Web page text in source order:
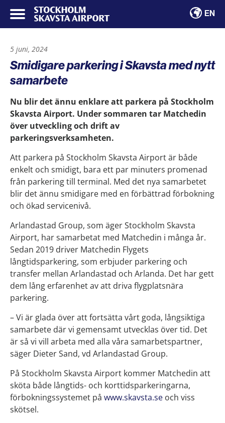
EN
5 juni, 2024
Smidigare parkering i Skavsta med nytt
samarbete
Nu blir det ännu enklare att parkera på Stockholm
Skavsta Airport. Under sommaren tar Matchedin
över utveckling och drift av
parkeringsverksamheten.
Att parkera på Stockholm Skavsta Airport är både
enkelt och smidigt, bara ett par minuters promenad
från parkering till terminal. Med det nya samarbetet
blir det ännu smidigare med en förbättrad förbokning
och ökad servicenivå.
Arlandastad Group, som äger Stockholm Skavsta
Airport, har samarbetat med Matchedin i många år.
Sedan 2019 driver Matchedin Flygets
långtidsparkering, som erbjuder parkering och
transfer mellan Arlandastad och Arlanda. Det har gett
dem lång erfarenhet av att driva flygplatsnära
parkering.
– Vi är glada över att fortsätta vårt goda, långsiktiga
samarbete där vi gemensamt utvecklas över tid. Det
är så vi vill arbeta med alla våra samarbetspartner,
säger Dieter Sand, vd Arlandastad Group.
På Stockholm Skavsta Airport kommer Matchedin att
sköta både långtids- och korttidsparkeringarna,
förbokningssystemet på www.skavsta.se och viss
skötsel.